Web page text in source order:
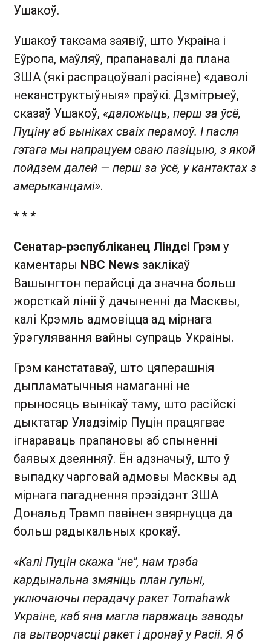
Ушакоў.
Ушакоў таксама заявіў, што Украіна і
Еўропа, маўляў, прапанавалі да плана
ЗША (які распрацоўвалі расіяне) «даволі
неканструктыўныя» праўкі. Дзмітрыеў,
сказаў Ушакоў, «даложыць, перш за ўсё,
Пуціну аб выніках сваіх перамоў. І пасля
гэтага мы напрацуем сваю пазіцыю, з якой
пойдзем далей — перш за ўсё, у кантактах з
амерыканцамі».
* * *
Сенатар-рэспубліканец Ліндсі Грэм у
каментары NBC News заклікаў
Вашынгтон перайсці да значна больш
жорсткай лініі ў дачыненні да Масквы,
калі Крэмль адмовіцца ад мірнага
ўрэгулявання вайны супраць Украіны.
Грэм канстатаваў, што цяперашнія
дыпламатычныя намаганні не
прыносяць вынікаў таму, што расійскі
дыктатар Уладзімір Пуцін працягвае
ігнараваць прапановы аб спыненні
баявых дзеянняў. Ён адзначыў, што ў
выпадку чарговай адмовы Масквы ад
мірнага пагаднення прэзідэнт ЗША
Дональд Трамп павінен звярнуцца да
больш радыкальных крокаў.
«Калі Пуцін скажа "не", нам трэба
кардынальна змяніць план гульні,
уключаючы перадачу ракет Tomahawk
Украіне, каб яна магла паражаць заводы
па вытворчасці ракет і дронаў у Расіі. Я б